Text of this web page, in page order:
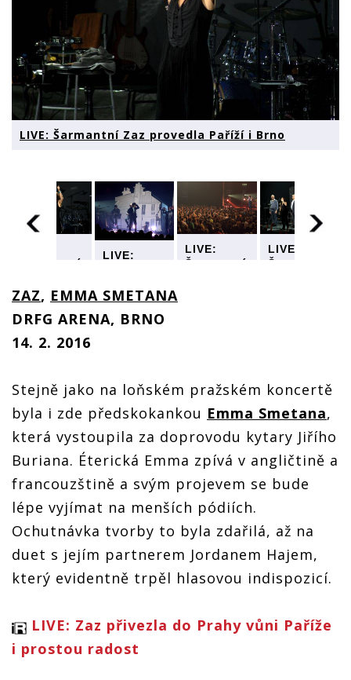
LIVE: Šarmantní Zaz provedla Paříží i Brno
Šarmantní
provedla
Paříží i
Brno
LIVE:
provedla
Paříží i
Brno
LIVE:
Šarmantní
LIVE:
Šarmantní
ZAZ, EMMA SMETANA
DRFG ARENA, BRNO
14. 2. 2016
Stejně jako na loňském pražském koncertě
byla i zde předskokankou Emma Smetana,
která vystoupila za doprovodu kytary Jiřího
Buriana. Éterická Emma zpívá v angličtině a
francouzštině a svým projevem se bude
lépe vyjímat na menších pódiích.
Ochutnávka tvorby to byla zdařilá, až na
duet s jejím partnerem Jordanem Hajem,
který evidentně trpěl hlasovou indispozicí.
LIVE: Zaz přivezla do Prahy vůni Paříže
i prostou radost